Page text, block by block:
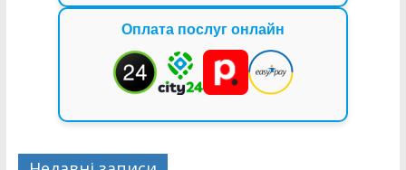
Оплата послуг онлайн